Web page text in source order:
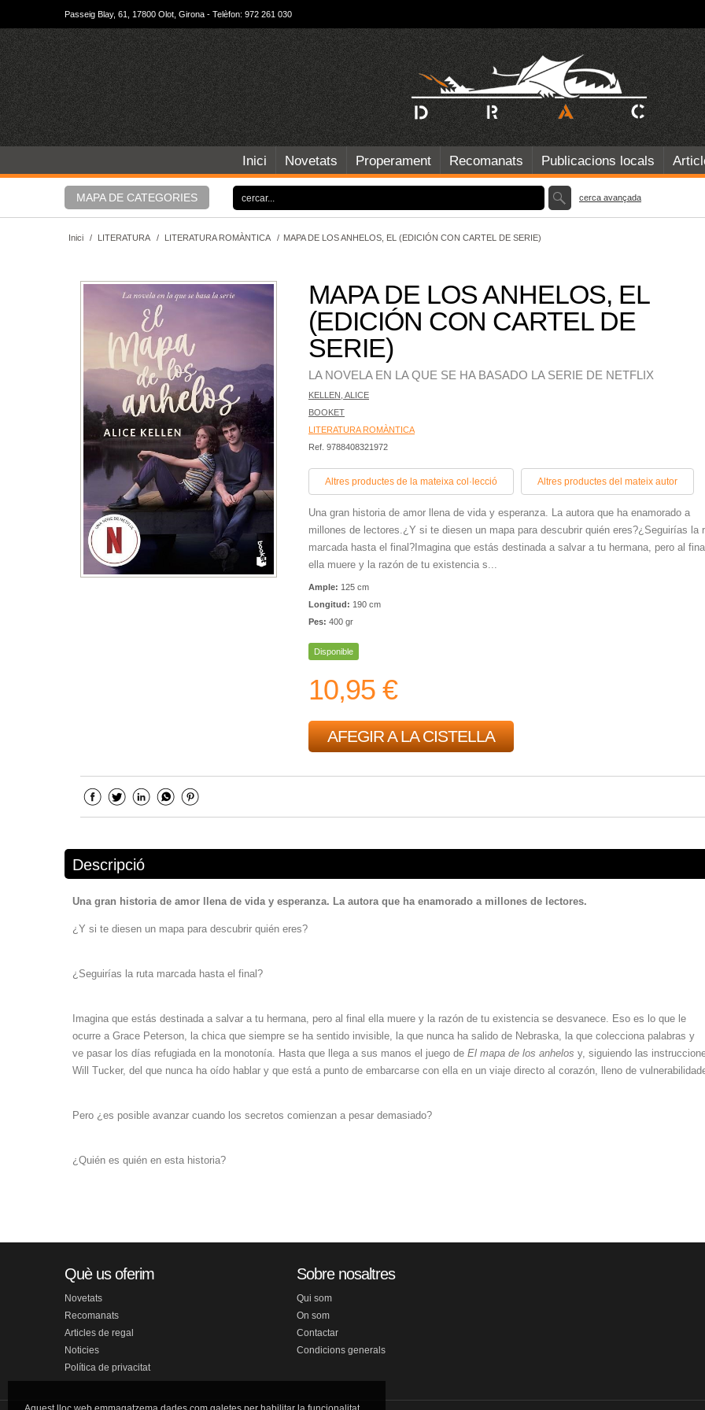
Passeig Blay, 61, 17800 Olot, Girona - Telèfon: 972 261 030
Inici Novetats Properament Recomanats Publicacions locals
MAPA DE CATEGORIES cerca avançada
Inici / LITERATURA / LITERATURA ROMÀNTICA / MAPA DE LOS ANHELOS, EL (EDICIÓN CON CARTEL DE SERIE)
MAPA DE LOS ANHELOS, EL
(EDICIÓN CON CARTEL DE
SERIE)
LA NOVELA EN LA QUE SE HA BASADO LA SERIE DE NETFLIX
KELLEN, ALICE
BOOKET
LITERATURA ROMÀNTICA
Ref. 9788408321972
Altres productes de la mateixa col·lecció Altres productes del mateix autor
Una gran historia de amor llena de vida y esperanza. La autora que ha enamorado a
millones de lectores.¿Y si te diesen un mapa para descubrir quién eres?¿Seguirías la
marcada hasta el final?Imagina que estás destinada a salvar a tu hermana, pero al final
ella muere y la razón de tu existencia s...
Ample: 125 cm
Longitud: 190 cm
Pes: 400 gr
Disponible
10,95 €
AFEGIR A LA CISTELLA
Descripció
Una gran historia de amor llena de vida y esperanza. La autora que ha enamorado a millones de lectores.
¿Y si te diesen un mapa para descubrir quién eres?
¿Seguirías la ruta marcada hasta el final?
Imagina que estás destinada a salvar a tu hermana, pero al final ella muere y la razón de tu existencia se desvanece. Eso es lo que le
ocurre a Grace Peterson, la chica que siempre se ha sentido invisible, la que nunca ha salido de Nebraska, la que colecciona palabras y
ve pasar los días refugiada en la monotonía. Hasta que llega a sus manos el juego de El mapa de los anhelos y, siguiendo las
Will Tucker, del que nunca ha oído hablar y que está a punto de embarcarse con ella en un viaje directo al corazón, lleno de
Pero ¿es posible avanzar cuando los secretos comienzan a pesar demasiado?
¿Quién es quién en esta historia?
Què us oferim
Novetats
Recomanats
Articles de regal
Noticies
Política de privacitat
Sobre nosaltres
Qui som
On som
Contactar
Condicions generals